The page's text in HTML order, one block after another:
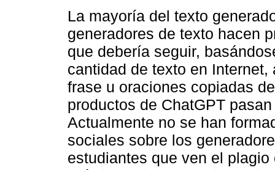
La mayoría del texto
generadores de texto hacen
que debería seguir,
cantidad de texto en
frase u oraciones copiadas
productos de ChatGPT
Actualmente no se han
sociales sobre los
estudiantes que ven el